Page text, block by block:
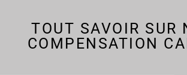
TOUT SAVOIR SUR
COMPENSATION